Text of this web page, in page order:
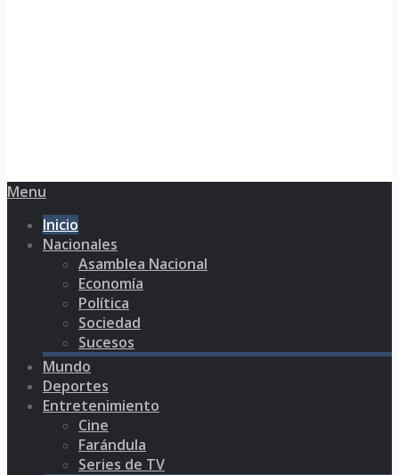
Menu
Inicio
Nacionales
Asamblea Nacional
Economía
Política
Sociedad
Sucesos
Mundo
Deportes
Entretenimiento
Cine
Farándula
Series de TV